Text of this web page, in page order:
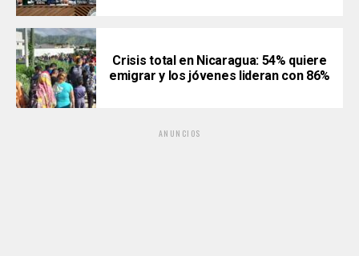
Crisis total en Nicaragua: 54% quiere
emigrar y los jóvenes lideran con 86%
ANUNCIOS